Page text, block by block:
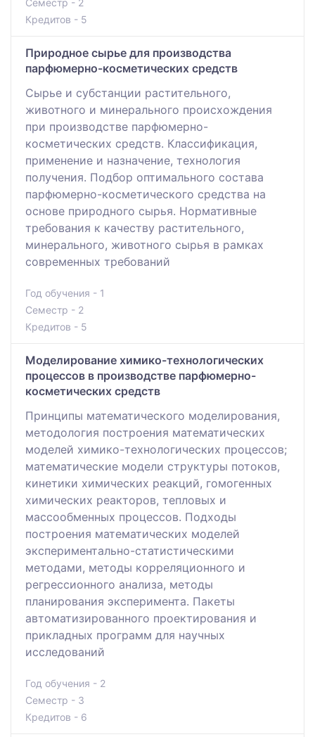
Семестр - 2
Кредитов - 5
Природное сырье для производства
парфюмерно-косметических средств
Сырье и субстанции растительного,
животного и минерального происхождения
при производстве парфюмерно-
косметических средств. Классификация,
применение и назначение, технология
получения. Подбор оптимального состава
парфюмерно-косметического средства на
основе природного сырья. Нормативные
требования к качеству растительного,
минерального, животного сырья в рамках
современных требований
Год обучения - 1
Семестр - 2
Кредитов - 5
Моделирование химико-технологических
процессов в производстве парфюмерно-
косметических средств
Принципы математического моделирования,
методология построения математических
моделей химико-технологических процессов;
математические модели структуры потоков,
кинетики химических реакций, гомогенных
химических реакторов, тепловых и
массообменных процессов. Подходы
построения математических моделей
экспериментально-статистическими
методами, методы корреляционного и
регрессионного анализа, методы
планирования эксперимента. Пакеты
автоматизированного проектирования и
прикладных программ для научных
исследований
Год обучения - 2
Семестр - 3
Кредитов - 6